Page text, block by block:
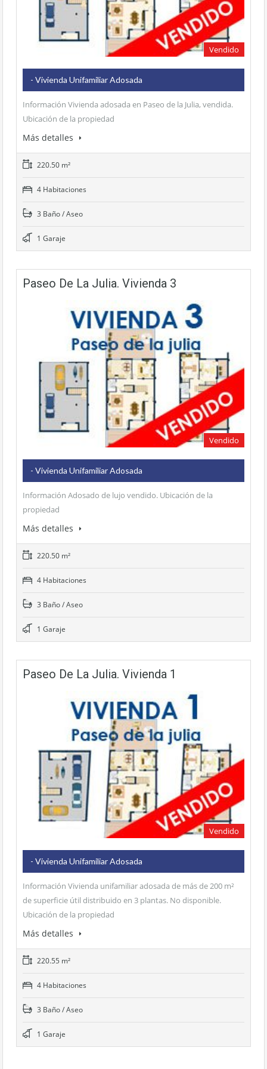
Vendido
- Vivienda Unifamiliar Adosada
Información Vivienda adosada en Paseo de la Julia, vendida.
Ubicación de la propiedad
Más detalles
220.50 m²
4 Habitaciones
3 Baño / Aseo
1 Garaje
Paseo De La Julia. Vivienda 3
Vendido
- Vivienda Unifamiliar Adosada
Información Adosado de lujo vendido. Ubicación de la
propiedad
Más detalles
220.50 m²
4 Habitaciones
3 Baño / Aseo
1 Garaje
Paseo De La Julia. Vivienda 1
Vendido
- Vivienda Unifamiliar Adosada
Información Vivienda unifamiliar adosada de más de 200 m²
de superficie útil distribuido en 3 plantas. No disponible.
Ubicación de la propiedad
Más detalles
220.55 m²
4 Habitaciones
3 Baño / Aseo
1 Garaje
base a cómo
se usa la web.
Experiencia
mejor posible
durante tu
funcionalidades